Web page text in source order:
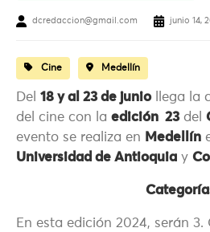
dcredaccion@gmail.com junio 14,
Cine Medellín
Del 18 y al 23 de juniollega la
del cine con la edición 23del
evento se realiza en Medellín
Universidad de Antioquia y
En esta edición 2024, serán 3.